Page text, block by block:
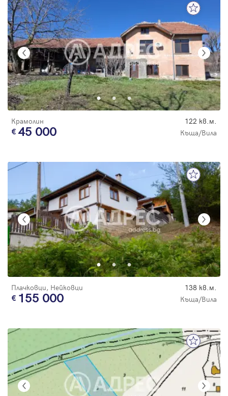
Крамолин 122 кв.м.
45 000 Къща/Вила
Плачковци, Нейковци 138 кв.м.
155 000 Къща/Вила